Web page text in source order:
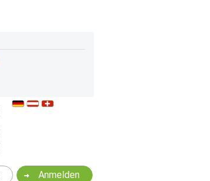
Anmelden